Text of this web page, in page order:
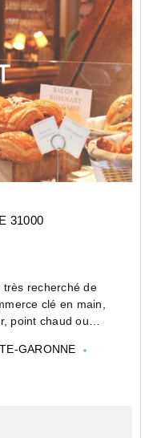
31000
très recherché de
clé en main,
point chaud ou
et bien agen...
GARONNE